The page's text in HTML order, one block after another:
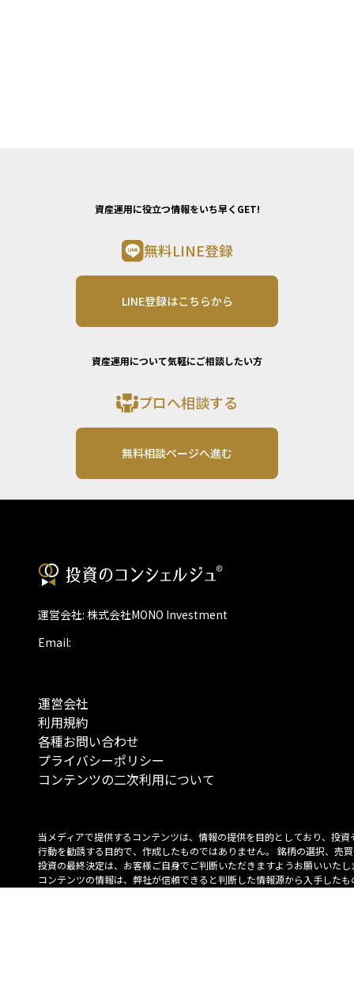
資産運用に役立つ情報をいち早くGET!
無料LINE登録
LINE登録はこちらから
資産運用について気軽にご相談したい方
プロへ相談する
無料相談ページへ進む
運営会社: 株式会社MONO Investment
Email:
運営会社
利用規約
各種お問い合わせ
プライバシーポリシー
コンテンツの二次利用について
当メディアで提供するコンテンツは、情報の提供を目的としており、投資
行動を勧誘する目的で、作成したものではありません。 銘柄の選択、売
投資の最終決定は、お客様ご自身でご判断いただきますようお願いいたし
コンテンツの情報は、弊社が信頼できると判断した情報源から入手したも